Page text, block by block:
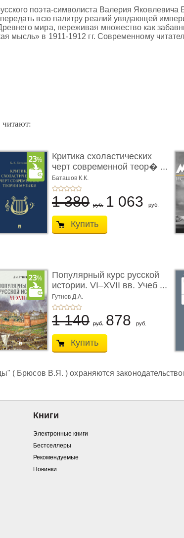
поэта-символиста Валерия
всю палитру реалий увядающей
мира, переживая множество как
мысль» в 1911-1912 гг. Современному
читают:
Критика схоластических
черт современной теор� ...
Баташов К.К.
1 380 руб. 1 063 руб.
Купить
Популярный курс русской
истории. VI–XVII вв. Учеб ...
Гутнов Д.А.
1 140 руб. 878 руб.
Купить
( Брюсов В.Я. ) охраняются
Книги
Электронные книги
Бестселлеры
Рекомендуемые
Новинки